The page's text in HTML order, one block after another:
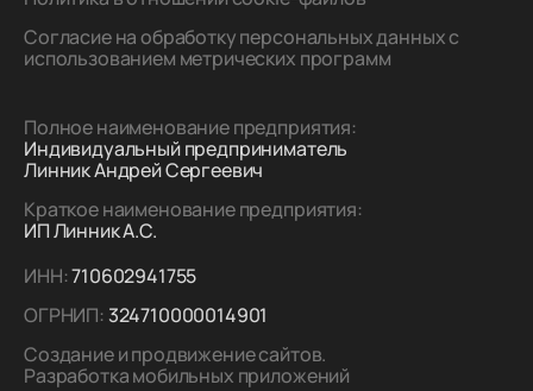
Полное наименование предприятия:
Индивидуальный предприниматель
Линник Андрей Сергеевич
Краткое наименование предприятия:
ИП Линник А.С.
ИНН:710602941755
ОГРНИП: 324710000014901
Создание и продвижение сайтов.
Разработка мобильных приложений
Согласие на обработку персональных данных с
использованием метрических программ